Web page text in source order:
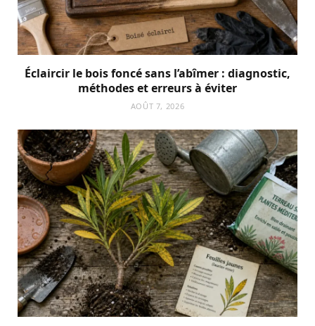
Éclaircir le bois foncé sans l’abîmer : diagnostic,
méthodes et erreurs à éviter
AOÛT 7, 2026